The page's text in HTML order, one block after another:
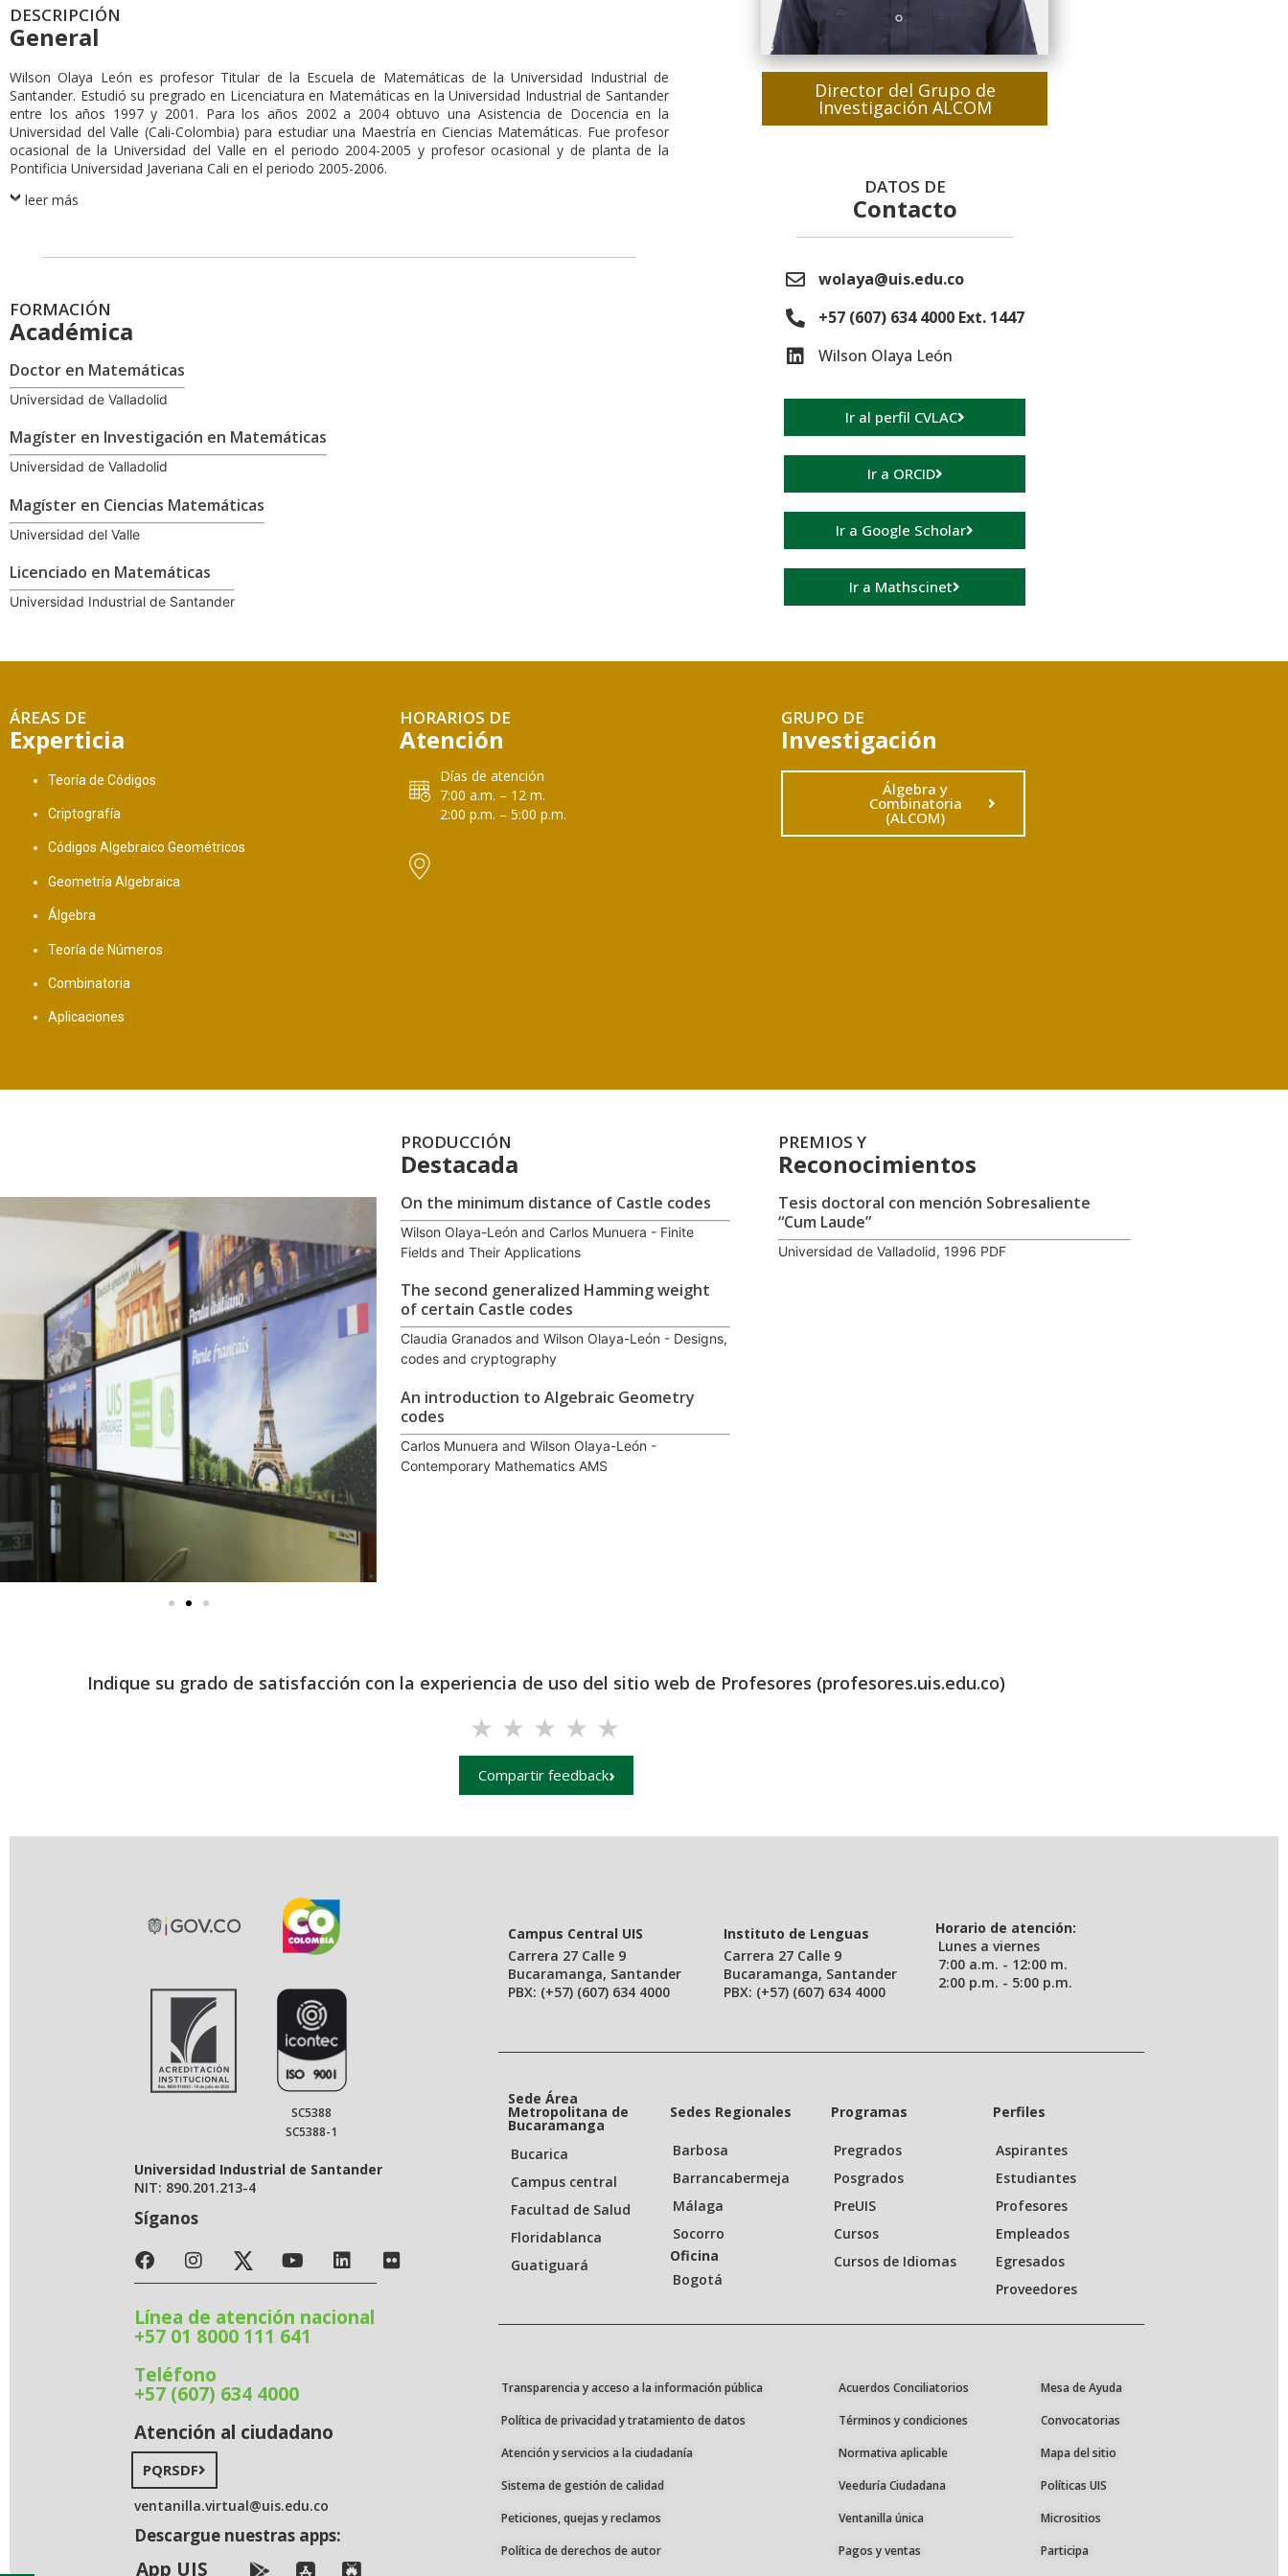
DESCRIPCIÓN
General
Wilson Olaya León es profesor Titular de la Escuela de Matemáticas de la Universidad Industrial de
Santander. Estudió su pregrado en Licenciatura en Matemáticas en la Universidad Industrial de Santander
entre los años 1997 y 2001. Para los años 2002 a 2004 obtuvo una Asistencia de Docencia en la
Universidad del Valle (Cali-Colombia) para estudiar una Maestría en Ciencias Matemáticas. Fue profesor
ocasional de la Universidad del Valle en el periodo 2004-2005 y profesor ocasional y de planta de la
Pontificia Universidad Javeriana Cali en el periodo 2005-2006.
leer más
FORMACIÓN
Académica
Doctor en Matemáticas
Universidad de Valladolid
Magíster en Investigación en Matemáticas
Universidad de Valladolid
Magíster en Ciencias Matemáticas
Universidad del Valle
Licenciado en Matemáticas
Universidad Industrial de Santander
Director del Grupo de
Investigación ALCOM
DATOS DE
Contacto
wolaya@uis.edu.co
+57 (607) 634 4000 Ext. 1447
Wilson Olaya León
Ir al perfil CVLAC
Ir a ORCID
Ir a Google Scholar
Ir a Mathscinet
ÁREAS DE
Experticia
Teoría de Códigos
Criptografía
Códigos Algebraico Geométricos
Geometría Algebraica
Álgebra
Teoría de Números
Combinatoria
Aplicaciones
HORARIOS DE
Atención
Días de atención
7:00 a.m. – 12 m.
2:00 p.m. – 5:00 p.m.
GRUPO DE
Investigación
Álgebra y
Combinatoria
(ALCOM)
PRODUCCIÓN
Destacada
On the minimum distance of Castle codes
Wilson Olaya-León and Carlos Munuera - Finite
Fields and Their Applications
The second generalized Hamming weight
of certain Castle codes
Claudia Granados and Wilson Olaya-León - Designs,
codes and cryptography
An introduction to Algebraic Geometry
codes
Carlos Munuera and Wilson Olaya-León -
Contemporary Mathematics AMS
PREMIOS Y
Reconocimientos
Tesis doctoral con mención Sobresaliente
“Cum Laude”
Universidad de Valladolid, 1996 PDF
Indique su grado de satisfacción con la experiencia de uso del sitio web de Profesores (profesores.uis.edu.co)